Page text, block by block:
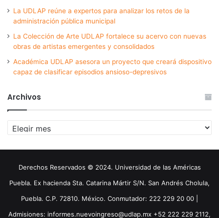
La UDLAP reúne a expertos para analizar los retos de la
administración pública municipal
La Colección de Arte UDLAP fortalece su acervo con nuevas
obras de artistas emergentes y consolidados
Académica UDLAP asesora un proyecto que creará dispositivo
capaz de clasificar episodios ansioso-depresivos
Archivos
Archivos
Derechos Reservados © 2024. Universidad de las Américas
Puebla. Ex hacienda Sta. Catarina Mártir S/N. San Andrés Cholula,
Puebla. C.P. 72810. México. Conmutador: 222 229 20 00 |
Admisiones: informes.nuevoingreso@udlap.mx +52 222 229 2112,